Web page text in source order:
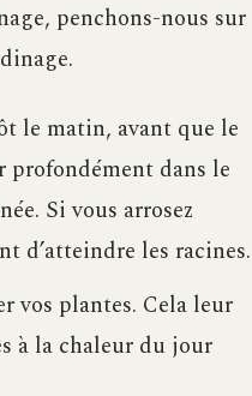
penchons-nous sur
le matin, avant que le
profondément dans le
Si vous arrosez
d’atteindre les racines.
vos plantes. Cela leur
à la chaleur du jour